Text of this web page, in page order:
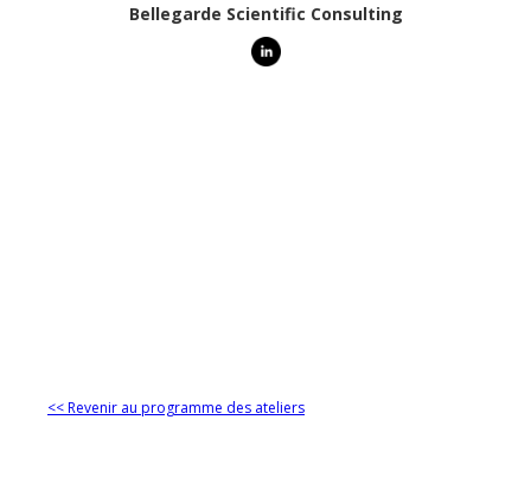
Bellegarde Scientific Consulting
<< Revenir au programme des ateliers